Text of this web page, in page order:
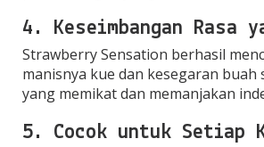
4. Keseimbangan Rasa
Strawberry Sensation berhasil
manisnya kue dan kesegaran
yang memikat dan memanjakan
5. Cocok untuk Setiap